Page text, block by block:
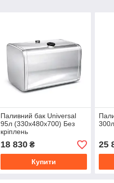
Паливний бак Universal
95л (330х480х700) Без
кріплень
18 830₴
Купити
25